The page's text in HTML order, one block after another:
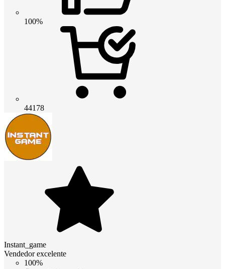
100%
44178
Instant_game
Vendedor excelente
100%